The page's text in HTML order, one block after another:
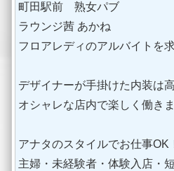
町田駅前 熟女パブ
ラウンジ茜 あかね
フロアレディのアルバイトを
デザイナーが手掛けた内装は
オシャレな店内で楽しく働き
アナタのスタイルでお仕事OK
主婦・未経験者・体験入店・